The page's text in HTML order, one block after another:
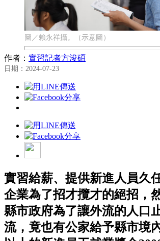
圖／賴永祥攝。（示意圖）
作者： 實習記者方浚碩
日期：2024-07-23
實習給薪、提供新進人員久
企業為了招才攬才的絕招，
縣市政府為了讓外流的人口
流，竟也有公家給予縣市境